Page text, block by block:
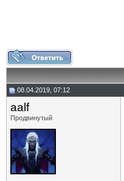
08.04.2019, 07:12
aalf
Продвинутый